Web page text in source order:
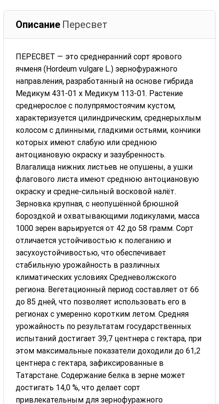
Описание Пересвет
ПЕРЕСВЕТ — это среднеранний сорт ярового
ячменя (Hordeum vulgare L.) зернофуражного
направления, разработанный на основе гибрида
Медикум 431-01 х Медикум 113-01. Растение
среднерослое с полупрямостоячим кустом,
характеризуется цилиндрическим, среднерыхлым
колосом с длинными, гладкими остьями, кончики
которых имеют слабую или среднюю
антоциановую окраску и зазубренность.
Влагалища нижних листьев не опушены, а ушки
флагового листа имеют среднюю антоциановую
окраску и средне-сильный восковой налёт.
Зерновка крупная, с неопушённой брюшной
бороздкой и охватывающими лодикулами, масса
1000 зерен варьируется от 42 до 58 грамм. Сорт
отличается устойчивостью к полеганию и
засухоустойчивостью, что обеспечивает
стабильную урожайность в различных
климатических условиях Средневолжского
региона. Вегетационный период составляет от 66
до 85 дней, что позволяет использовать его в
регионах с умеренно коротким летом. Средняя
урожайность по результатам государственных
испытаний достигает 39,7 центнера с гектара, при
этом максимальные показатели доходили до 61,2
центнера с гектара, зафиксированные в
Татарстане. Содержание белка в зерне может
достигать 14,0 %, что делает сорт
привлекательным для зернофуражного